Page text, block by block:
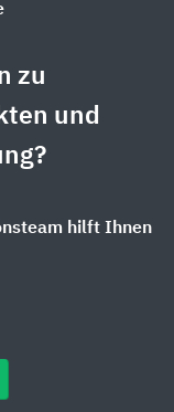
zu
und
hilft Ihnen